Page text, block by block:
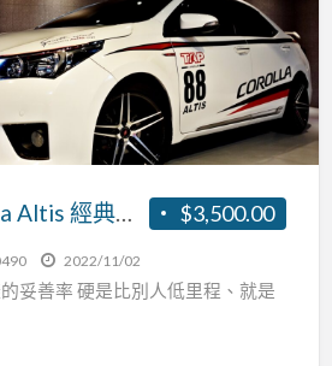
$3,500.00
TOYOTA Corolla Altis 經典版 Safety+ (11代) 2016
2022/11/02
妥善率 硬是比別人低里程、就是